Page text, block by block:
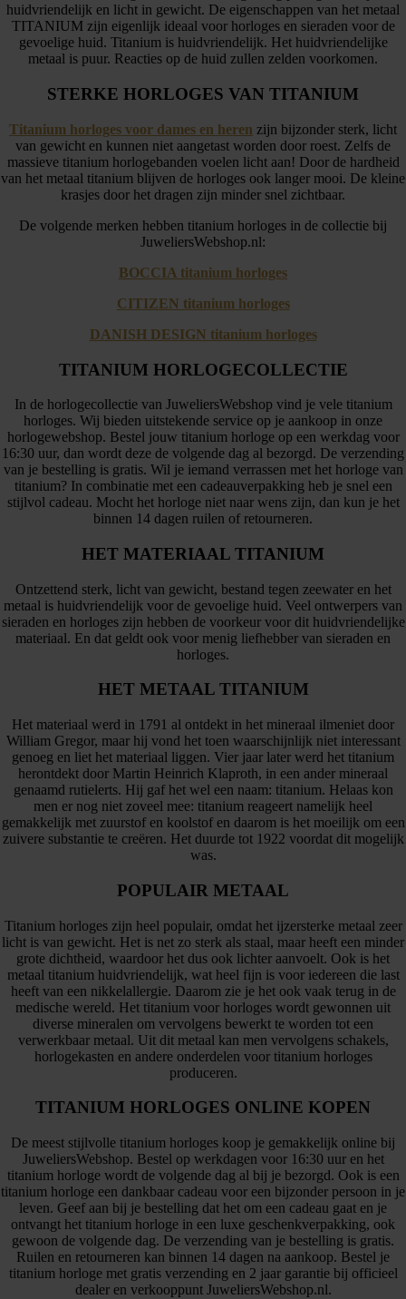
huidvriendelijk en licht in gewicht. De eigenschappen van het metaal
TITANIUM zijn eigenlijk ideaal voor horloges en sieraden voor de
gevoelige huid. Titanium is huidvriendelijk. Het huidvriendelijke
metaal is puur. Reacties op de huid zullen zelden voorkomen.
STERKE HORLOGES VAN TITANIUM
Titanium horloges voor dames en heren zijn bijzonder sterk, licht
van gewicht en kunnen niet aangetast worden door roest. Zelfs de
massieve titanium horlogebanden voelen licht aan! Door de hardheid
van het metaal titanium blijven de horloges ook langer mooi. De kleine
krasjes door het dragen zijn minder snel zichtbaar.
De volgende merken hebben titanium horloges in de collectie bij
JuweliersWebshop.nl:
BOCCIA titanium horloges
CITIZEN titanium horloges
DANISH DESIGN titanium horloges
TITANIUM HORLOGECOLLECTIE
In de horlogecollectie van JuweliersWebshop vind je vele titanium
horloges. Wij bieden uitstekende service op je aankoop in onze
horlogewebshop. Bestel jouw titanium horloge op een werkdag voor
16:30 uur, dan wordt deze de volgende dag al bezorgd. De verzending
van je bestelling is gratis. Wil je iemand verrassen met het horloge van
titanium? In combinatie met een cadeauverpakking heb je snel een
stijlvol cadeau. Mocht het horloge niet naar wens zijn, dan kun je het
binnen 14 dagen ruilen of retourneren.
HET MATERIAAL TITANIUM
Ontzettend sterk, licht van gewicht, bestand tegen zeewater en het
metaal is huidvriendelijk voor de gevoelige huid. Veel ontwerpers van
sieraden en horloges zijn hebben de voorkeur voor dit huidvriendelijke
materiaal. En dat geldt ook voor menig liefhebber van sieraden en
horloges.
HET METAAL TITANIUM
Het materiaal werd in 1791 al ontdekt in het mineraal ilmeniet door
William Gregor, maar hij vond het toen waarschijnlijk niet interessant
genoeg en liet het materiaal liggen. Vier jaar later werd het titanium
herontdekt door Martin Heinrich Klaproth, in een ander mineraal
genaamd rutielerts. Hij gaf het wel een naam: titanium. Helaas kon
men er nog niet zoveel mee: titanium reageert namelijk heel
gemakkelijk met zuurstof en koolstof en daarom is het moeilijk om een
zuivere substantie te creëren. Het duurde tot 1922 voordat dit mogelijk
was.
POPULAIR METAAL
Titanium horloges zijn heel populair, omdat het ijzersterke metaal zeer
licht is van gewicht. Het is net zo sterk als staal, maar heeft een minder
grote dichtheid, waardoor het dus ook lichter aanvoelt. Ook is het
metaal titanium huidvriendelijk, wat heel fijn is voor iedereen die last
heeft van een nikkelallergie. Daarom zie je het ook vaak terug in de
medische wereld. Het titanium voor horloges wordt gewonnen uit
diverse mineralen om vervolgens bewerkt te worden tot een
verwerkbaar metaal. Uit dit metaal kan men vervolgens schakels,
horlogekasten en andere onderdelen voor titanium horloges
produceren.
TITANIUM HORLOGES ONLINE KOPEN
De meest stijlvolle titanium horloges koop je gemakkelijk online bij
JuweliersWebshop. Bestel op werkdagen voor 16:30 uur en het
titanium horloge wordt de volgende dag al bij je bezorgd. Ook is een
titanium horloge een dankbaar cadeau voor een bijzonder persoon in je
leven. Geef aan bij je bestelling dat het om een cadeau gaat en je
ontvangt het titanium horloge in een luxe geschenkverpakking, ook
gewoon de volgende dag. De verzending van je bestelling is gratis.
Ruilen en retourneren kan binnen 14 dagen na aankoop. Bestel je
titanium horloge met gratis verzending en 2 jaar garantie bij officieel
dealer en verkooppunt JuweliersWebshop.nl.